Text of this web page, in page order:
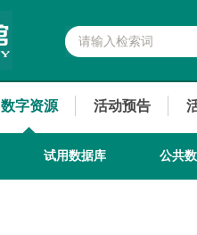
数字资源 活动预告
试用数据库 公共